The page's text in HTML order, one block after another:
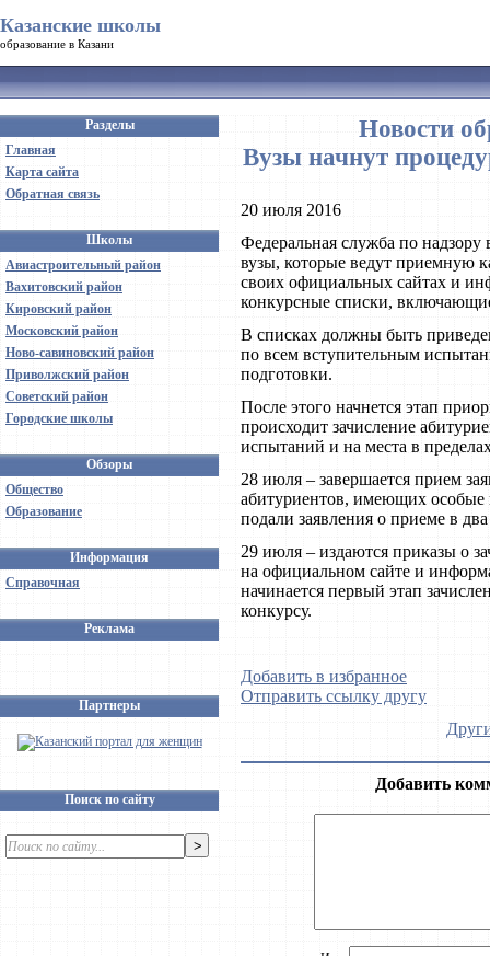
Казанские школы
образование в Казани
Разделы
Главная
Карта сайта
Обратная связь
Школы
Авиастроительный район
Вахитовский район
Кировский район
Московский район
Ново-савиновский район
Приволжский район
Советский район
Городские школы
Обзоры
Общество
Образование
Информация
Справочная
Реклама
Партнеры
Поиск по сайту
Новости
Вузы начнут
20 июля 2016
Федеральная служба по надзору
вузы, которые ведут приемную
своих официальных сайтах и
конкурсные списки,
В списках должны быть
по всем вступительным
подготовки.
После этого начнется этап
происходит зачисление
испытаний и на места в
28 июля – завершается прием
абитуриентов, имеющих особые
подали заявления о приеме в
29 июля – издаются приказы о
на официальном сайте и
начинается первый этап
конкурсу.
Добавить в избранное
Отправить ссылку другу
Добавить